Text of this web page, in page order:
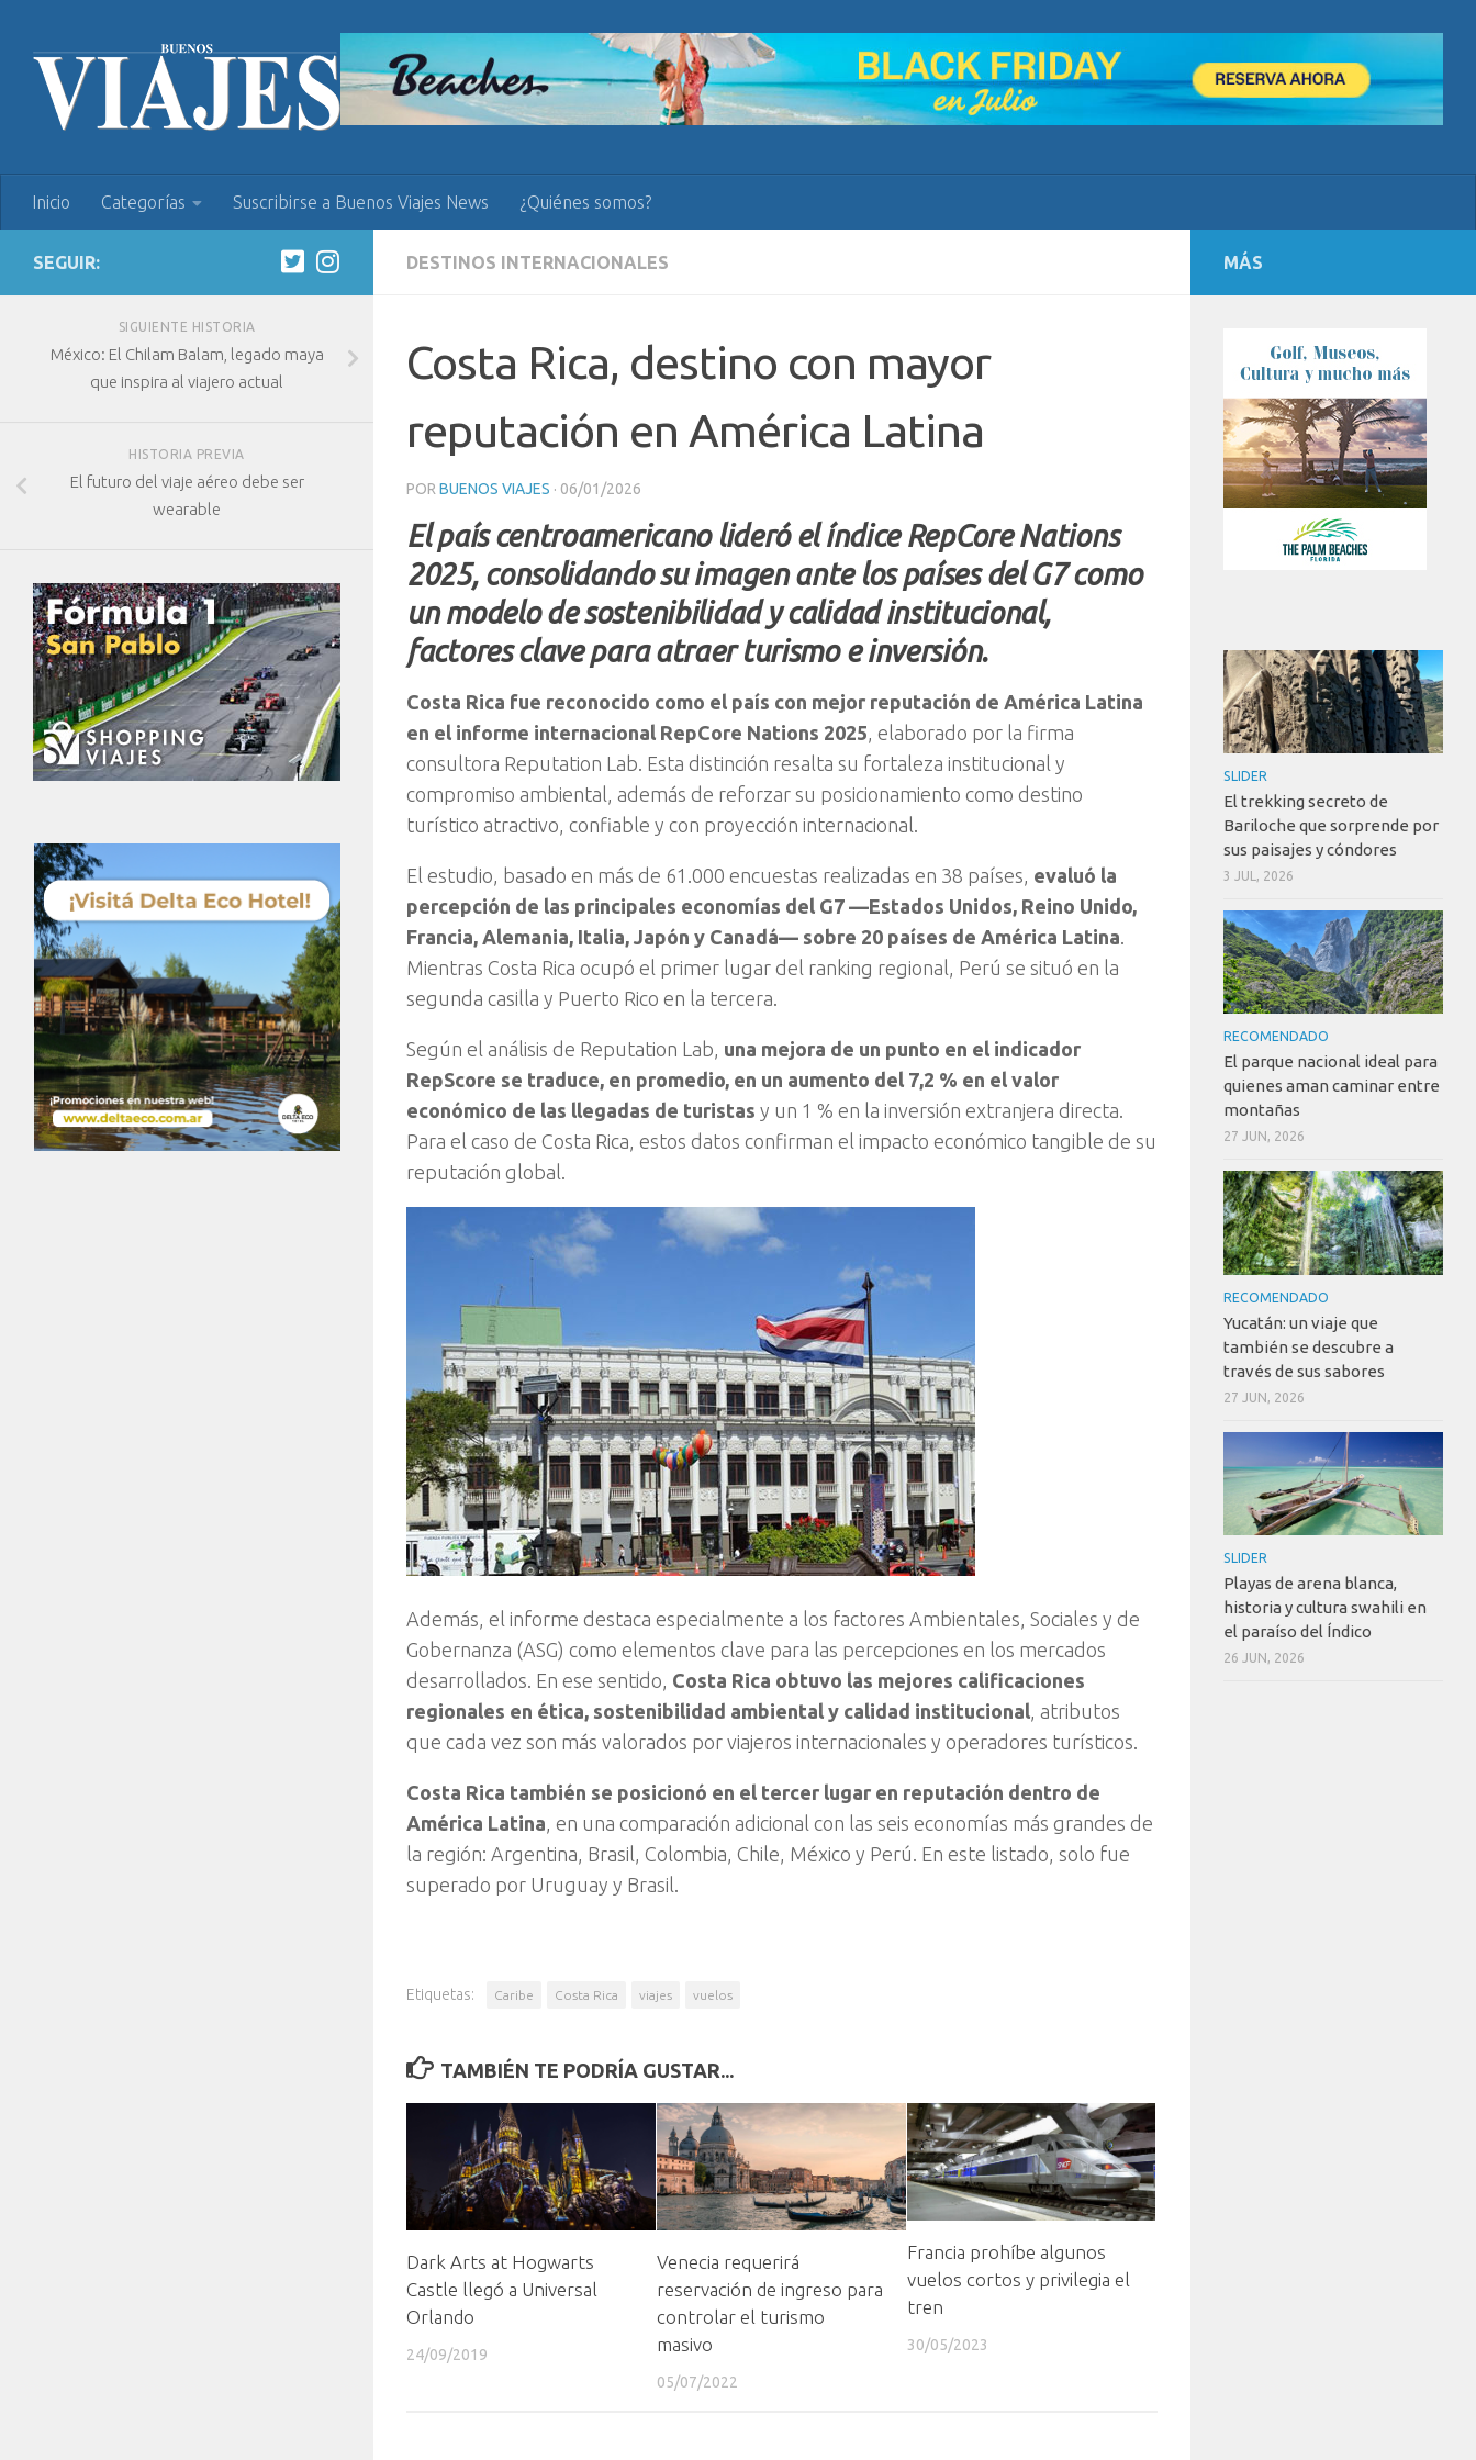
Inicio Categorías Suscribirse a Buenos Viajes News ¿Quiénes somos?
DESTINOS INTERNACIONALES
Costa Rica, destino con mayor
reputación en América Latina
POR BUENOS VIAJES · 06/01/2026
El país centroamericano lideró el índice RepCore Nations
2025, consolidando su imagen ante los países del G7 como
un modelo de sostenibilidad y calidad institucional,
factores clave para atraer turismo e inversión.
Costa Rica fue reconocido como el país con mejor reputación de América Latina
en el informe internacional RepCore Nations 2025, elaborado por la firma
consultora Reputation Lab. Esta distinción resalta su fortaleza institucional y
compromiso ambiental, además de reforzar su posicionamiento como destino
turístico atractivo, confiable y con proyección internacional.
El estudio, basado en más de 61.000 encuestas realizadas en 38 países, evaluó la
percepción de las principales economías del G7 —Estados Unidos, Reino Unido,
Francia, Alemania, Italia, Japón y Canadá— sobre 20 países de América Latina.
Mientras Costa Rica ocupó el primer lugar del ranking regional, Perú se situó en la
segunda casilla y Puerto Rico en la tercera.
Según el análisis de Reputation Lab, una mejora de un punto en el indicador
RepScore se traduce, en promedio, en un aumento del 7,2 % en el valor
económico de las llegadas de turistas y un 1 % en la inversión extranjera directa.
Para el caso de Costa Rica, estos datos confirman el impacto económico tangible de su
reputación global.
Además, el informe destaca especialmente a los factores Ambientales, Sociales y de
Gobernanza (ASG) como elementos clave para las percepciones en los mercados
desarrollados. En ese sentido, Costa Rica obtuvo las mejores calificaciones
regionales en ética, sostenibilidad ambiental y calidad institucional, atributos
que cada vez son más valorados por viajeros internacionales y operadores turísticos.
Costa Rica también se posicionó en el tercer lugar en reputación dentro de
América Latina, en una comparación adicional con las seis economías más grandes de
la región: Argentina, Brasil, Colombia, Chile, México y Perú. En este listado, solo fue
superado por Uruguay y Brasil.
Etiquetas: Caribe Costa Rica viajes vuelos
TAMBIÉN TE PODRÍA GUSTAR...
Dark Arts at Hogwarts
Castle llegó a Universal
Orlando
24/09/2019
Venecia requerirá
reservación de ingreso para
controlar el turismo
masivo
05/07/2022
Francia prohíbe algunos
vuelos cortos y privilegia el
tren
30/05/2023
SEGUIR:
SIGUIENTE HISTORIA
México: El Chilam Balam, legado maya
que inspira al viajero actual
HISTORIA PREVIA
El futuro del viaje aéreo debe ser
wearable
MÁS
SLIDER
El trekking secreto de
Bariloche que sorprende por
sus paisajes y cóndores
3 JUL, 2026
RECOMENDADO
El parque nacional ideal para
quienes aman caminar entre
montañas
27 JUN, 2026
RECOMENDADO
Yucatán: un viaje que
también se descubre a
través de sus sabores
27 JUN, 2026
SLIDER
Playas de arena blanca,
historia y cultura swahili en
el paraíso del Índico
26 JUN, 2026